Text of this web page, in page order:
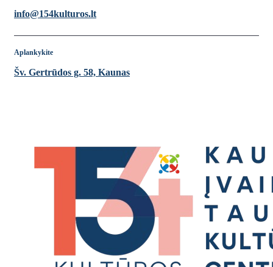
info@154kulturos.lt
Aplankykite
Šv. Gertrūdos g. 58, Kaunas